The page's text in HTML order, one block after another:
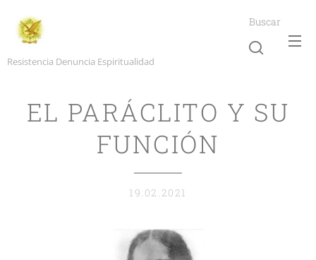
Resistencia Denuncia Espiritualidad
Buscar
EL PARÁCLITO Y SU
FUNCIÓN
19.02.2021